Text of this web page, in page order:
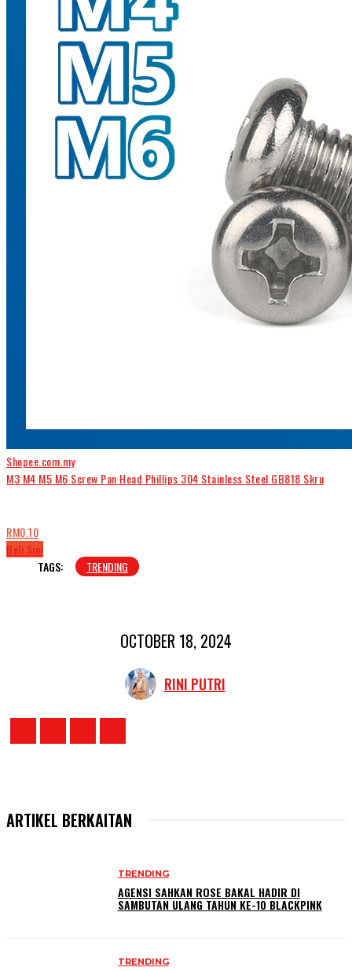
Shopee.com.my
M3 M4 M5 M6 Screw Pan Head Phillips 304 Stainless Steel GB818 Skru
RM0.10
Beli Sini
TAGS:
TRENDING
OCTOBER 18, 2024
RINI PUTRI
ARTIKEL BERKAITAN
TRENDING
AGENSI SAHKAN ROSE BAKAL HADIR DI
SAMBUTAN ULANG TAHUN KE-10 BLACKPINK
TRENDING